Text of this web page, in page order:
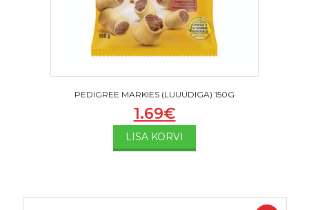
PEDIGREE MARKIES (LUUÜDIGA) 150G
1.69€
LISA KORVI